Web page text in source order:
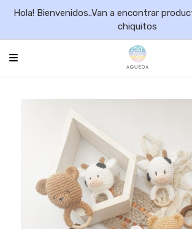
Hola! Bienvenidos..Van a encontrar
chiquitos